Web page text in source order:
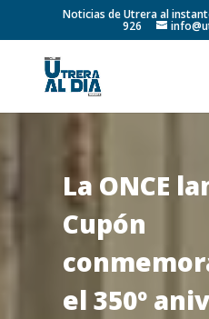
Noticias de Utrera al
926
La ONCE
Cupón
el 350º